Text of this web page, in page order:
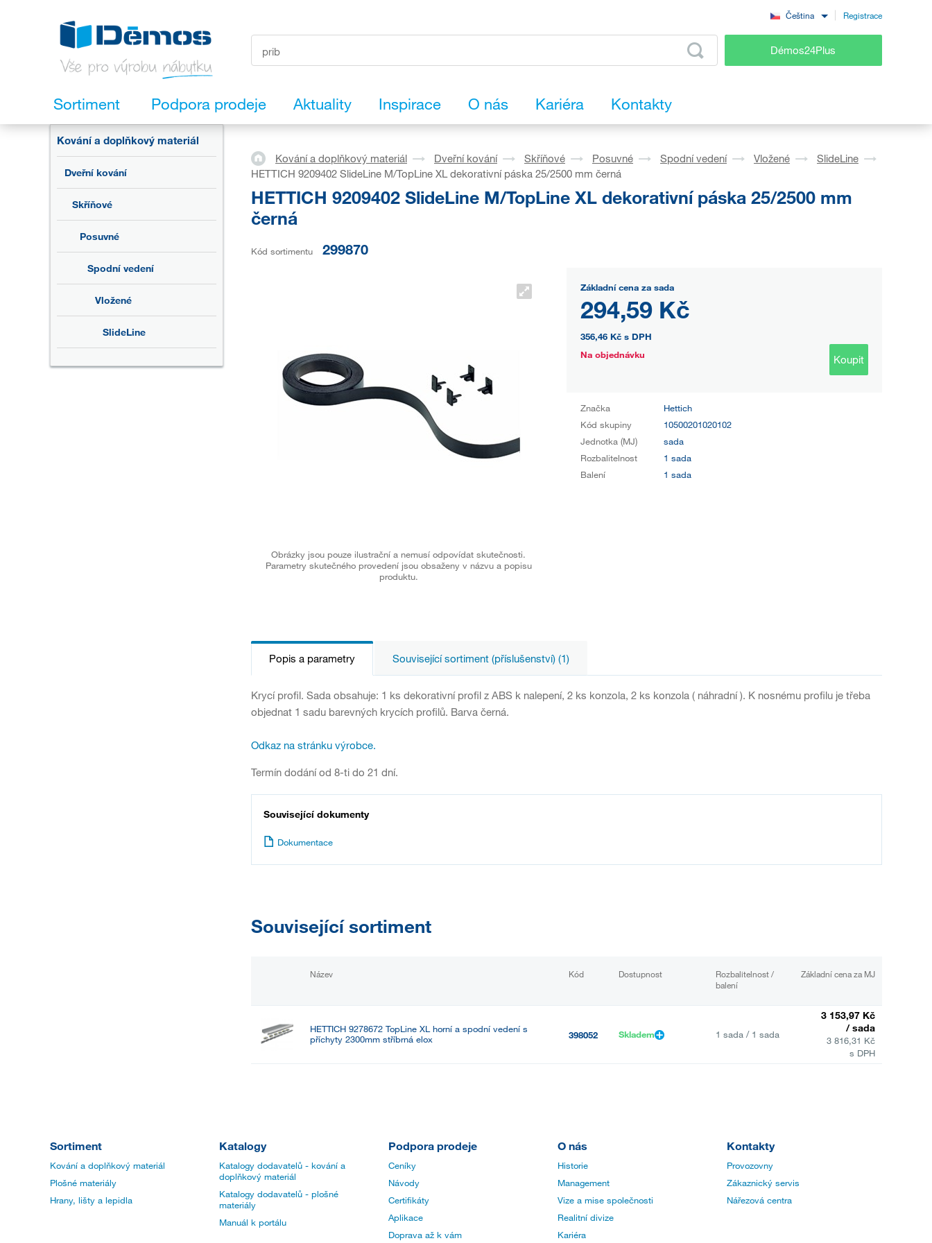
Čeština Registrace
Démos24Plus
Sortiment Podpora prodeje Aktuality Inspirace O nás Kariéra Kontakty
Kování a doplňkový materiál
Dveřní kování
Skříňové
Posuvné
Spodní vedení
Vložené
SlideLine
Kování a doplňkový materiál Dveřní kování Skříňové Posuvné Spodní vedení Vložené
SlideLine
HETTICH 9209402 SlideLine M/TopLine XL dekorativní páska 25/2500 mm černá
HETTICH 9209402 SlideLine M/TopLine XL dekorativní páska 25/2500 mm
černá
Kód sortimentu 299870
Obrázky jsou pouze ilustrační a nemusí odpovídat skutečnosti.
Parametry skutečného provedení jsou obsaženy v názvu a popisu
produktu.
Základní cena za sada
294,59 Kč
356,46 Kč s DPH
Na objednávku
Koupit
Značka
Hettich
Kód skupiny
10500201020102
Jednotka (MJ)
sada
Rozbalitelnost
1 sada
Balení
1 sada
Popis a parametry Související sortiment (příslušenství) (1)
Krycí profil. Sada obsahuje: 1 ks dekorativní profil z ABS k nalepení, 2 ks konzola, 2 ks konzola ( náhradní ). K nosnému profilu je třeba
objednat 1 sadu barevných krycích profilů. Barva černá.
Odkaz na stránku výrobce.
Termín dodání od 8-ti do 21 dní.
Související dokumenty
Dokumentace
Související sortiment
Název Kód Dostupnost
Rozbalitelnost /
balení
Základní cena za MJ
HETTICH 9278672 TopLine XL horní a spodní vedení s
příchyty 2300mm stříbrná elox
398052 Skladem 1 sada / 1 sada
3 153,97 Kč
/ sada
3 816,31 Kč
s DPH
Sortiment
Kování a doplňkový materiál
Plošné materiály
Hrany, lišty a lepidla
Katalogy
Katalogy dodavatelů - kování a
doplňkový materiál
Katalogy dodavatelů - plošné
materiály
Manuál k portálu
Podpora prodeje
Ceníky
Návody
Certifikáty
Aplikace
Doprava až k vám
O nás
Historie
Management
Vize a mise společnosti
Realitní divize
Kariéra
Kontakty
Provozovny
Zákaznický servis
Nářezová centra